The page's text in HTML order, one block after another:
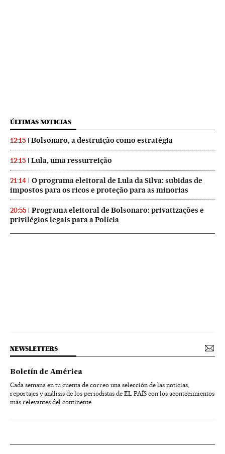
ÚLTIMAS NOTICIAS
12:15 Bolsonaro, a destruição como estratégia
12:15 Lula, uma ressurreição
21:14
O programa eleitoral de Lula da Silva: subidas de
impostos para os ricos e proteção para as minorias
20:55
Programa eleitoral de Bolsonaro: privatizações e
privilégios legais para a Polícia
NEWSLETTERS
Boletín de América
Cada semana en tu cuenta de correo una selección de las noticias,
reportajes y análisis de los periodistas de EL PAÍS con los acontecimientos
más relevantes del continente.